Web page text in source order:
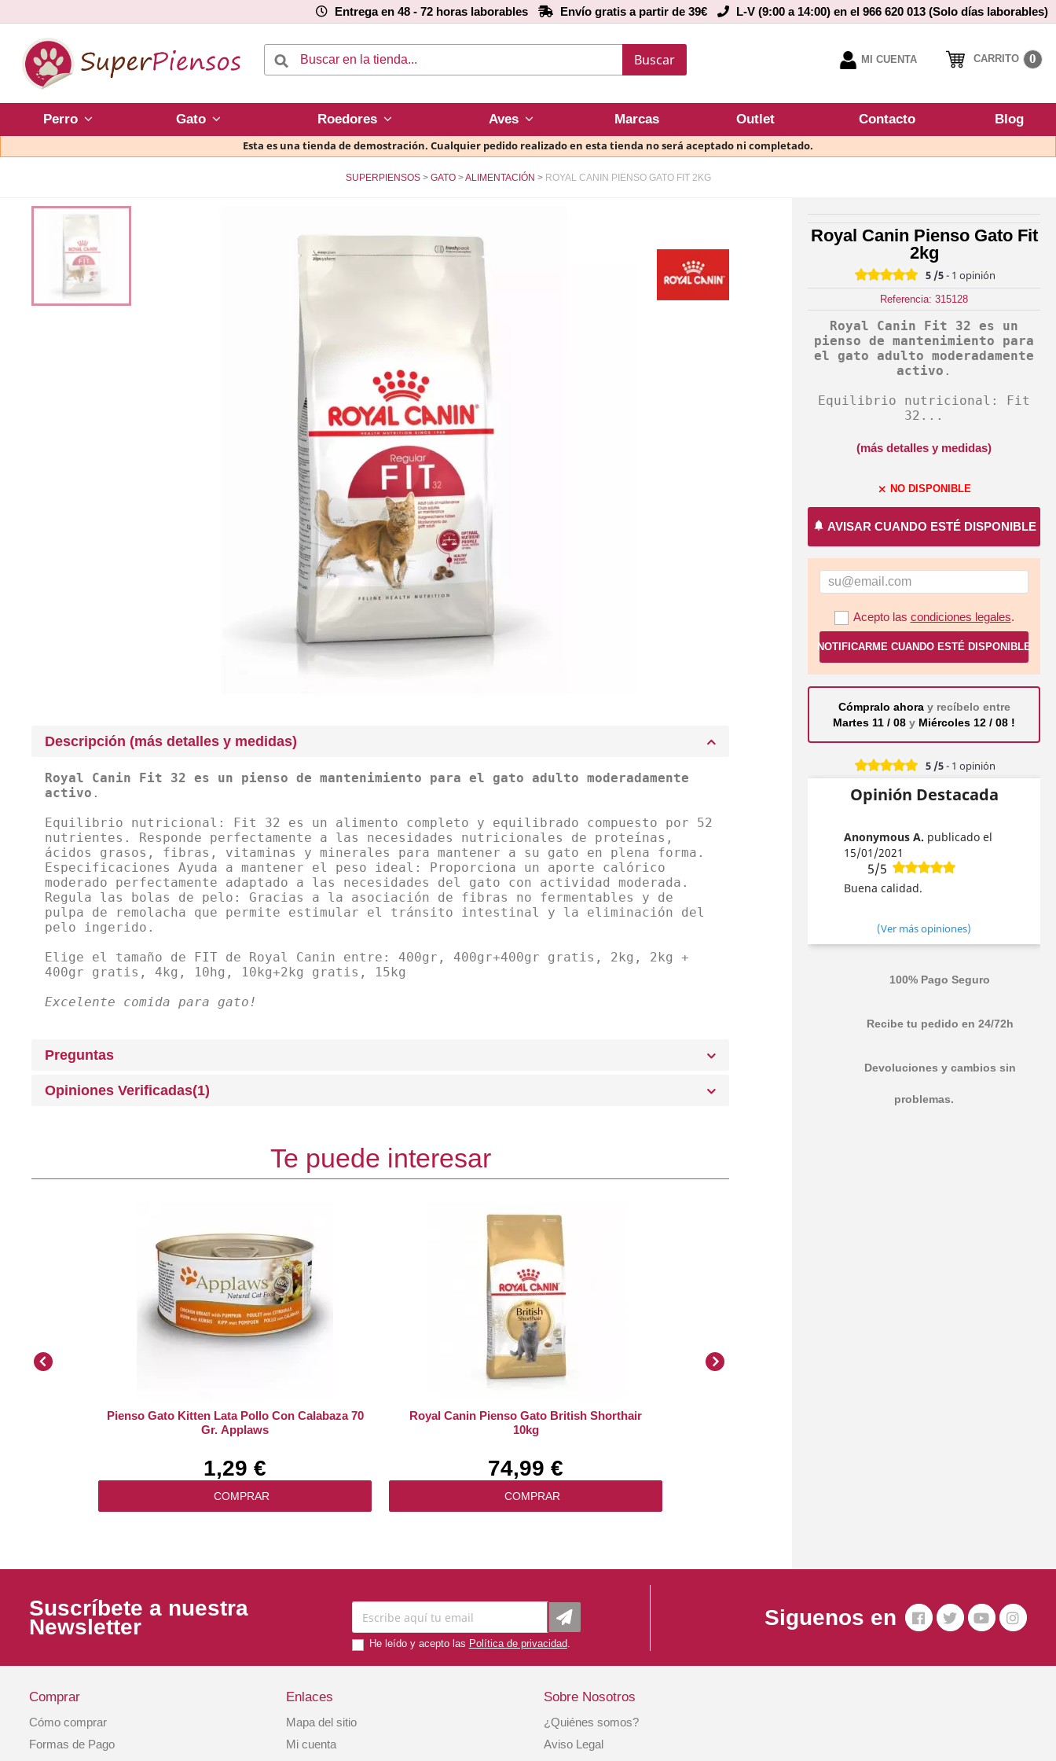
Entrega en 48 - 72 horas laborables Envío gratis a partir de 39€ L-V (9:00 a 14:00) en el 966 620 013 (Solo días laborables)
Buscar MI CUENTA CARRITO 0
Perro Gato Roedores Aves Marcas Outlet Contacto Blog
Esta es una tienda de demostración. Cualquier pedido realizado en esta tienda no será aceptado ni completado.
SUPERPIENSOS GATO ALIMENTACIÓN ROYAL CANIN PIENSO GATO FIT 2KG
Royal Canin Pienso Gato Fit
2kg
5 /5- 1 opinión
Referencia: 315128
Royal Canin Fit 32 es un
pienso de mantenimiento para
el gato adulto moderadamente
activo .
Equilibrio nutricional: Fit
32...
(más detalles y medidas)
close NO DISPONIBLE
notifications AVISAR CUANDO ESTÉ DISPONIBLE
Acepto las condiciones legales.
NOTIFICARME CUANDO ESTÉ DISPONIBLE
Cómpralo ahora y recíbelo entre
Martes 11 / 08 y Miércoles 12 / 08 !
5 /5- 1 opinión
Opinión Destacada
Anonymous A. publicado el
15/01/2021
5/5
Buena calidad.
(Ver más opiniones)
100% Pago Seguro
Recibe tu pedido en 24/72h
Devoluciones y cambios sin
problemas.
Descripción (más detalles y medidas)
Royal Canin Fit 32 es un pienso de mantenimiento para el gato adulto moderadamente
activo .
Equilibrio nutricional: Fit 32 es un alimento completo y equilibrado compuesto por 52
nutrientes. Responde perfectamente a las necesidades nutricionales de proteínas,
ácidos grasos, fibras, vitaminas y minerales para mantener a su gato en plena forma.
Especificaciones Ayuda a mantener el peso ideal: Proporciona un aporte calórico
moderado perfectamente adaptado a las necesidades del gato con actividad moderada.
Regula las bolas de pelo: Gracias a la asociación de fibras no fermentables y de
pulpa de remolacha que permite estimular el tránsito intestinal y la eliminación del
pelo ingerido.
Elige el tamaño de FIT de Royal Canin entre: 400gr, 400gr+400gr gratis, 2kg, 2kg +
400gr gratis, 4kg, 10hg, 10kg+2kg gratis, 15kg
Excelente comida para gato!
Preguntas
Opiniones Verificadas(1)
Te puede interesar
Pienso Gato Kitten Lata Pollo Con Calabaza 70
Gr. Applaws
1,29 €
COMPRAR
Royal Canin Pienso Gato British Shorthair
10kg
74,99 €
COMPRAR
Pienso Gato Canyon River Con Trucha Y
Salmón Ahumado 2kg TOW2594
Royal Canin Pienso Húmedo Gato Digestive
Sensitive 1x85gr
Suscríbete a nuestra
Newsletter
He leído y acepto las Política de privacidad.
Siguenos en
Comprar
Cómo comprar
Formas de Pago
Enlaces
Mapa del sitio
Mi cuenta
Sobre Nosotros
¿Quiénes somos?
Aviso Legal